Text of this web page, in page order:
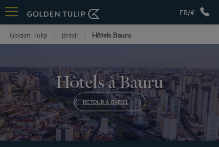
FR/€
Golden Tulip Brésil Hôtels Bauru
Hôtels à Bauru
RETOUR À BRÉSIL